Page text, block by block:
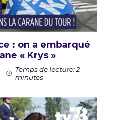
: on a embarqué
« Krys »
Temps de lecture: 2
minutes